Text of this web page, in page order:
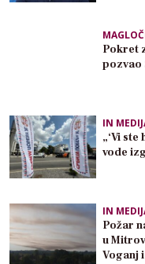
Pokret
pozvao
IN
„‘Vi
vode
IN
Požar
u
Voganj